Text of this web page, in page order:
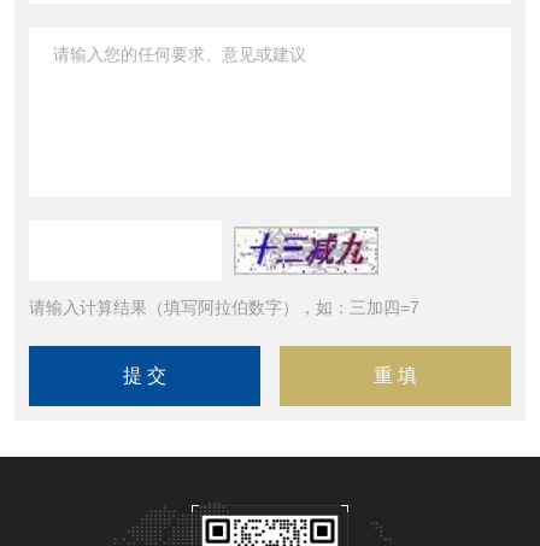
请输入计算结果（填写阿拉伯数字），如：三加四=7